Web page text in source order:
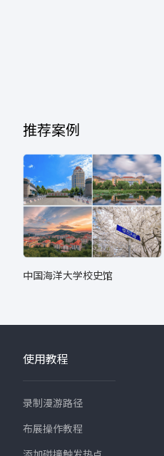
推荐案例
中国海洋大学校史馆
使用教程
录制漫游路径
布展操作教程